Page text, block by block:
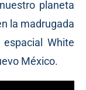
planeta
la madrugada
White
México.